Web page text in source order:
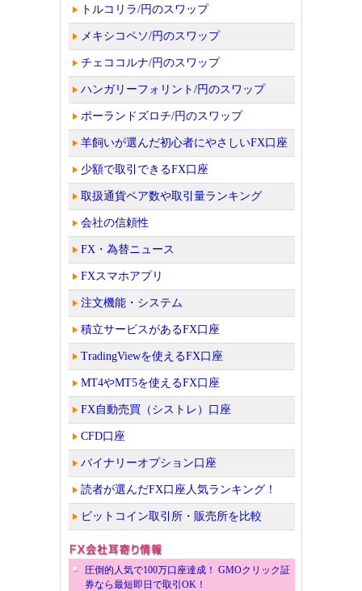
トルコリラ/円のスワップ
メキシコペソ/円のスワップ
チェココルナ/円のスワップ
ハンガリーフォリント/円のスワップ
ポーランドズロチ/円のスワップ
羊飼いが選んだ初心者にやさしいFX口座
少額で取引できるFX口座
取扱通貨ペア数や取引量ランキング
会社の信頼性
FX・為替ニュース
FXスマホアプリ
注文機能・システム
積立サービスがあるFX口座
TradingViewを使えるFX口座
MT4やMT5を使えるFX口座
FX自動売買（シストレ）口座
CFD口座
バイナリーオプション口座
読者が選んだFX口座人気ランキング！
ビットコイン取引所・販売所を比較
圧倒的人気で100万口座達成！ GMOクリック証
券なら最短即日で取引OK！